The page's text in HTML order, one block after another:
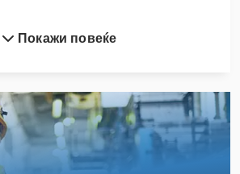
За Сечење На Навои
Покажи повеќе